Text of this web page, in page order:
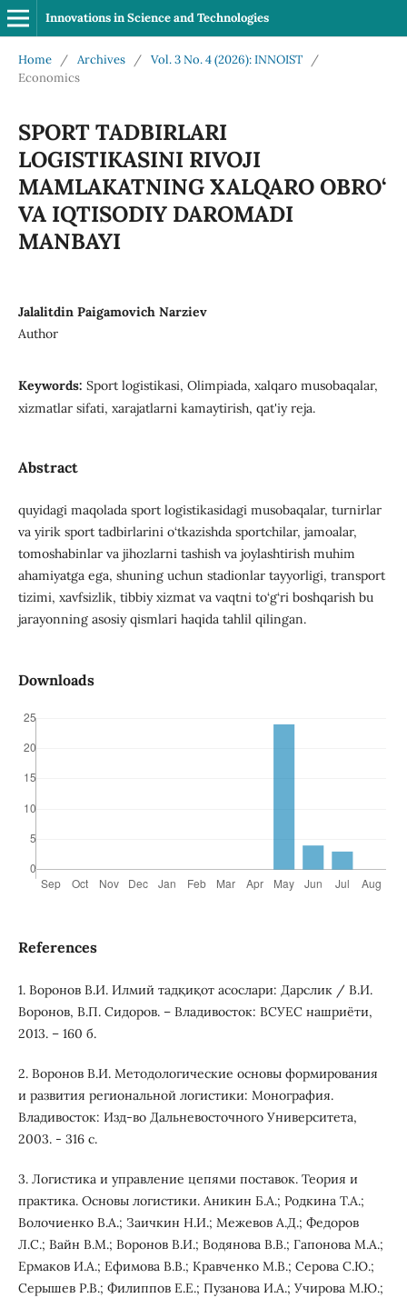
Innovations in Science and Technologies
Home / Archives / Vol. 3 No. 4 (2026): INNOIST
/
Economics
SPORT TADBIRLARI
LOGISTIKASINI RIVOJI
MAMLAKATNING XALQARO OBRO‘
VA IQTISODIY DAROMADI
MANBAYI
Jalalitdin Paigamovich Narziev
Author
Keywords: Sport logistikasi, Olimpiada, xalqaro musobaqalar,
xizmatlar sifati, xarajatlarni kamaytirish, qat'iy reja.
Abstract
quyidagi maqolada sport logistikasidagi musobaqalar, turnirlar
va yirik sport tadbirlarini o‘tkazishda sportchilar, jamoalar,
tomoshabinlar va jihozlarni tashish va joylashtirish muhim
ahamiyatga ega, shuning uchun stadionlar tayyorligi, transport
tizimi, xavfsizlik, tibbiy xizmat va vaqtni to‘g‘ri boshqarish bu
jarayonning asosiy qismlari haqida tahlil qilingan.
Downloads
References
1. Воронов В.И. Илмий тадқиқот асослари: Дарслик / В.И.
Воронов, В.П. Сидоров. – Владивосток: ВСУЕС нашриёти,
2013. – 160 б.
2. Воронов В.И. Методологические основы формирования
и развития региональной логистики: Монография.
Владивосток: Изд-во Дальневосточного Университета,
2003. - 316 с.
3. Логистика и управление цепями поставок. Теория и
практика. Основы логистики. Аникин Б.А.; Родкина Т.А.;
Волочиенко В.А.; Заичкин Н.И.; Межевов А.Д.; Федоров
Л.С.; Вайн В.М.; Воронов В.И.; Водянова В.В.; Гапонова М.А.;
Ермаков И.А.; Ефимова В.В.; Кравченко М.В.; Серова С.Ю.;
Серышев Р.В.; Филиппов Е.Е.; Пузанова И.А.; Учирова М.Ю.;